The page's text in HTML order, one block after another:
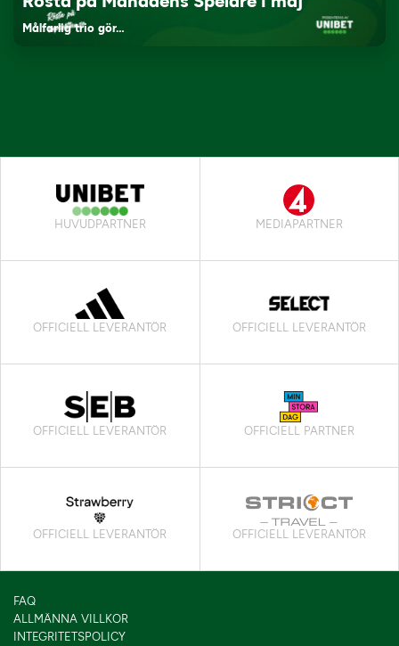
Målfarlig trio gör…
HUVUDPARTNER MEDIAPARTNER
OFFICIELL LEVERANTÖR OFFICIELL LEVERANTÖR
OFFICIELL LEVERANTÖR OFFICIELL PARTNER
OFFICIELL LEVERANTÖR OFFICIELL LEVERANTÖR
FAQ
ALLMÄNNA VILLKOR
INTEGRITETSPOLICY